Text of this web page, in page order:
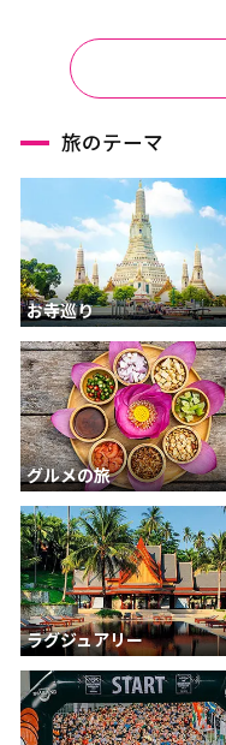
旅のテーマ
お寺巡り
グルメの旅
ラグジュアリー